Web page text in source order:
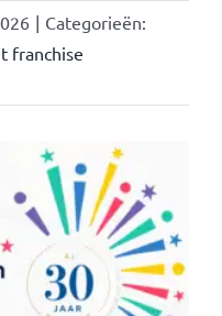
| Categorieën:
franchise